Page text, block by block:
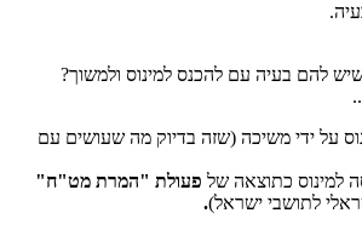
להם בעיה עם להכנס למינוס ולמשוך?
על ידי משיכה (שזה בדיוק מה שעושים עם
למינוס כתוצאה של פעולת "המרת מט"ח"
לתושבי ישראל).